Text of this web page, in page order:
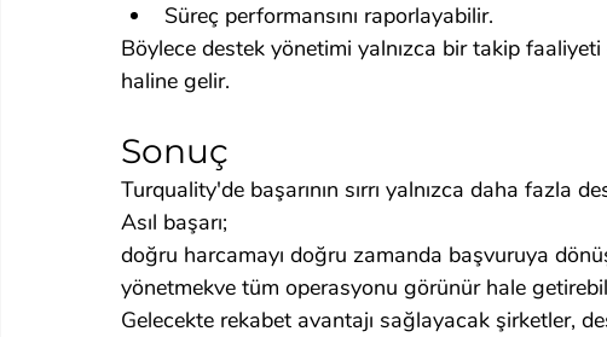
Süreç performansını raporlayabilir.
Böylece destek yönetimi yalnızca bir takip
haline gelir.
Sonuç
Turquality'de başarının sırrı yalnızca daha fazla
Asıl başarı;
doğru harcamayı doğru zamanda başvuruya
yönetmekve tüm operasyonu görünür hale
Gelecekte rekabet avantajı sağlayacak şirketler,